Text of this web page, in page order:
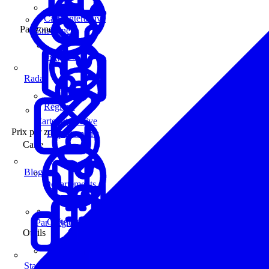
Enseignes
Carte interactive
Prix par zone
Par Région
Régions
Départements
Carte
Carte interactive
Outils
Carte interactive
Par zone
Régions
Départements
Radar
Blog
Statistiques